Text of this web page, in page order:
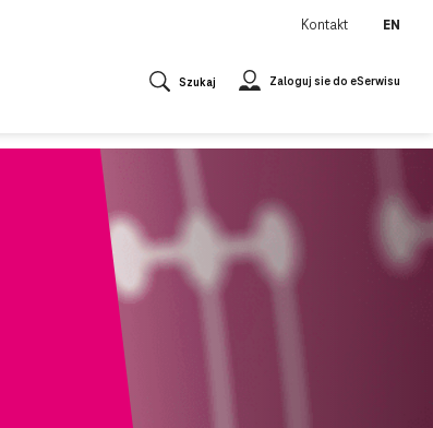
Kontakt EN
Szukaj Zaloguj sie do eSerwisu